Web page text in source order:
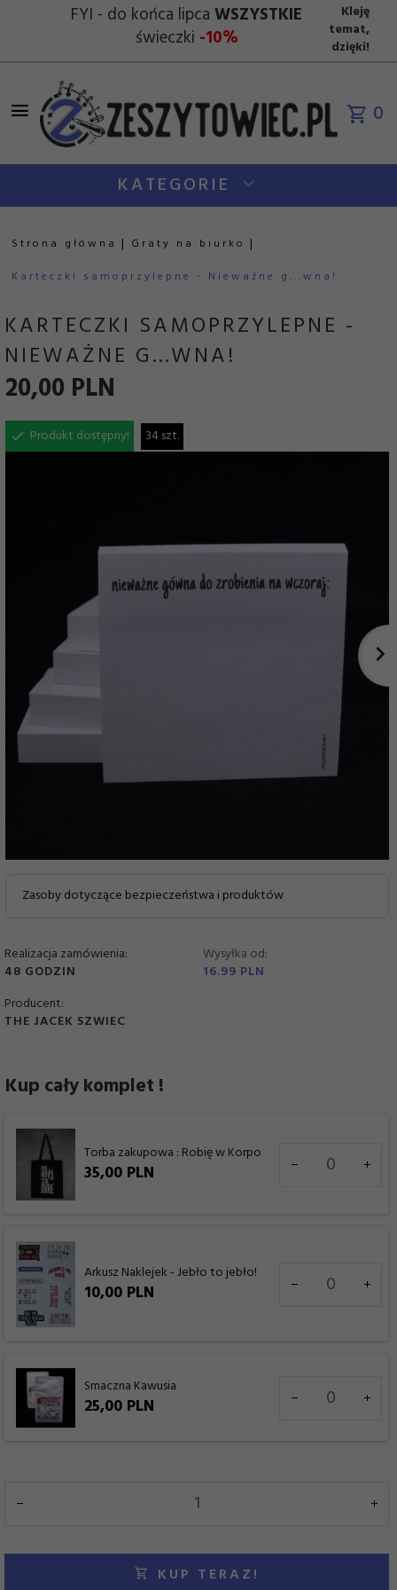
FYI - do końca lipcaWSZYSTKIE
świeczki -10%
Kleję
temat,
dzięki!
0
KATEGORIE
Strona główna
Graty na biurko
Karteczki samoprzylepne - Nieważne g...wna!
KARTECZKI SAMOPRZYLEPNE -
NIEWAŻNE G...WNA!
20,00 PLN
Produkt dostępny! 34 szt.
Zasoby dotyczące bezpieczeństwa i produktów
Realizacja zamówienia:
48 GODZIN
Wysyłka od:
16.99 PLN
Producent:
THE JACEK SZWIEC
Kup cały komplet !
Torba zakupowa : Robię w Korpo
35,00 PLN
dla
Arkusz Naklejek - Jebło to jebło!
10,00 PLN
dla
Smaczna Kawusia
25,00 PLN
dla
KUP TERAZ!